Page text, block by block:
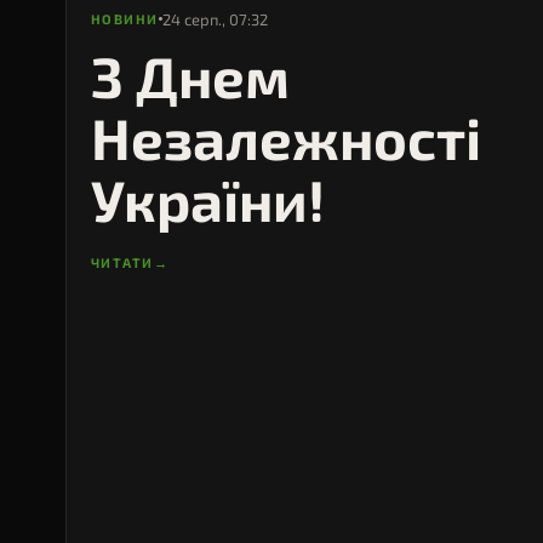
НОВИНИ 24 серп., 07:32
З Днем
Незалежності
України!
ЧИТАТИ →